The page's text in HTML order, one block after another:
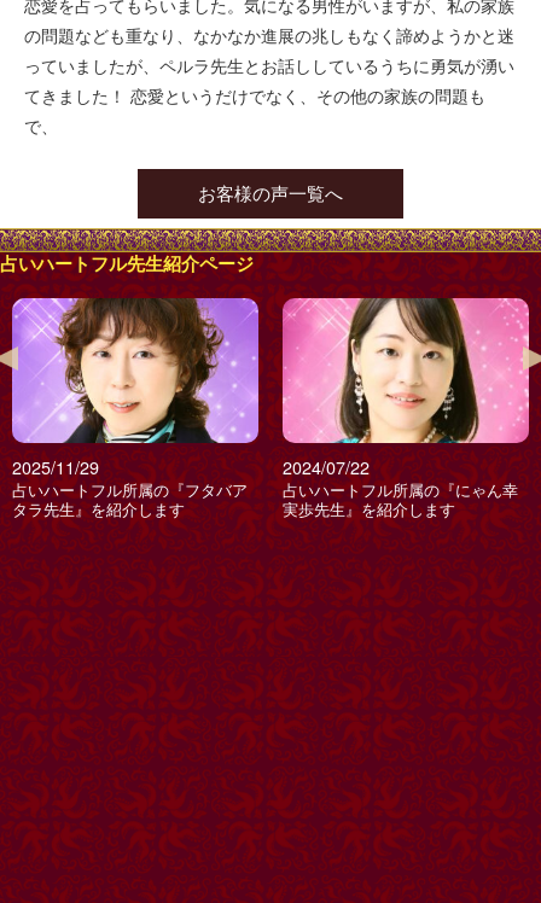
の問題なども重なり、なかなか進展の兆しもなく諦めようかと迷
っていましたが、ペルラ先生とお話ししているうちに勇気が湧い
てきました！ 恋愛というだけでなく、その他の家族の問題も
で、
お客様の声一覧へ